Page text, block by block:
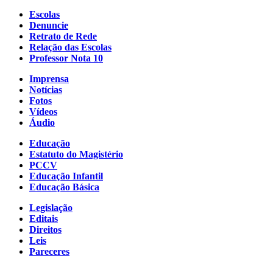
Escolas
Denuncie
Retrato de Rede
Relação das Escolas
Professor Nota 10
Imprensa
Notícias
Fotos
Vídeos
Áudio
Educação
Estatuto do Magistério
PCCV
Educação Infantil
Educação Básica
Legislação
Editais
Direitos
Leis
Pareceres